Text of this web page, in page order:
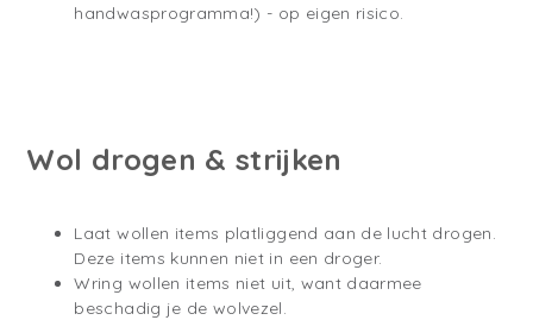
handwasprogramma!) - op eigen risico.
Wol drogen & strijken
Laat wollen items platliggend aan de lucht drogen.
Deze items kunnen niet in een droger.
Wring wollen items niet uit, want daarmee
beschadig je de wolvezel.